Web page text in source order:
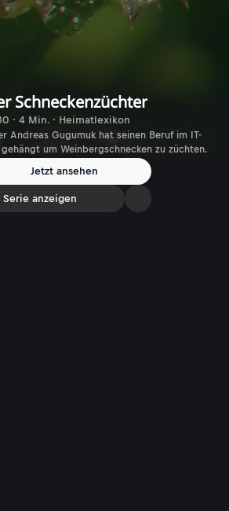
Schneckenzüchter
· 4 Min. · Heimatlexikon
Andreas Gugumuk hat seinen Beruf im IT-
um Weinbergschnecken zu züchten.
Jetzt ansehen
Serie anzeigen